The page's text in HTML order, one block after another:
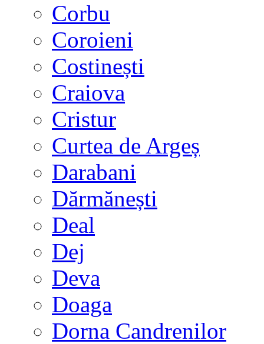
Corbu
Coroieni
Costinești
Craiova
Cristur
Curtea de Argeș
Darabani
Dărmănești
Deal
Dej
Deva
Doaga
Dorna Candrenilor